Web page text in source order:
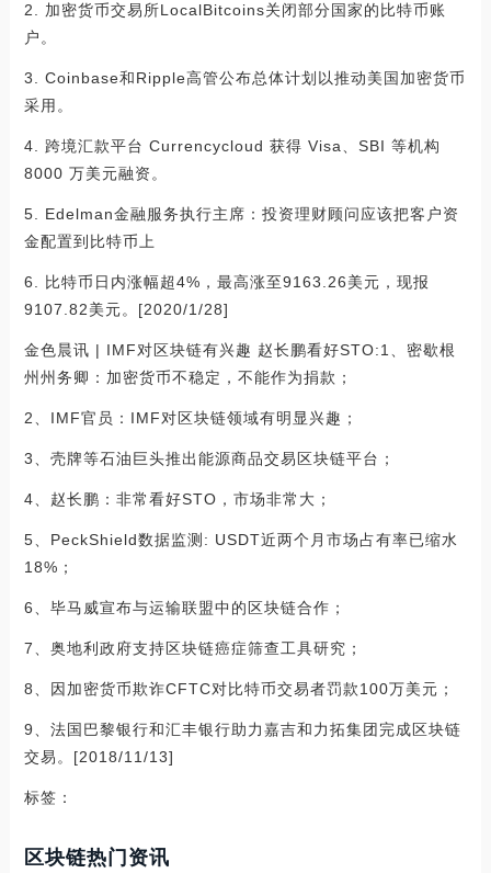
2. 加密货币交易所LocalBitcoins关闭部分国家的比特币账
户。
3. Coinbase和Ripple高管公布总体计划以推动美国加密货币
采用。
4. 跨境汇款平台 Currencycloud 获得 Visa、SBI 等机构
8000 万美元融资。
5. Edelman金融服务执行主席：投资理财顾问应该把客户资
金配置到比特币上
6. 比特币日内涨幅超4%，最高涨至9163.26美元，现报
9107.82美元。[2020/1/28]
金色晨讯 | IMF对区块链有兴趣 赵长鹏看好STO:1、密歇根
州州务卿：加密货币不稳定，不能作为捐款；
2、IMF官员：IMF对区块链领域有明显兴趣；
3、壳牌等石油巨头推出能源商品交易区块链平台；
4、赵长鹏：非常看好STO，市场非常大；
5、PeckShield数据监测: USDT近两个月市场占有率已缩水
18%；
6、毕马威宣布与运输联盟中的区块链合作；
7、奥地利政府支持区块链癌症筛查工具研究；
8、因加密货币欺诈CFTC对比特币交易者罚款100万美元；
9、法国巴黎银行和汇丰银行助力嘉吉和力拓集团完成区块链
交易。[2018/11/13]
标签：
区块链热门资讯